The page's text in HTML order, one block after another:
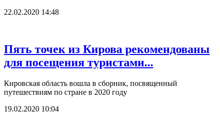
22.02.2020 14:48
Пять точек из Кирова рекомендованы
для посещения туристами...
Кировская область вошла в сборник, посвященный
путешествиям по стране в 2020 году
19.02.2020 10:04